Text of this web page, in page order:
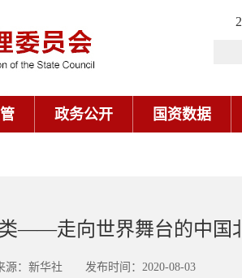
政务公开 国资数据
——走向世界舞台的中国
源：新华社 发布时间：2020-08-03